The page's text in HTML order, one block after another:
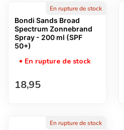
En rupture de stock
Bondi Sands Broad
Spectrum Zonnebrand
Spray - 200 ml (SPF
50+)
En rupture de stock
Prix normal
18,95
En rupture de stock